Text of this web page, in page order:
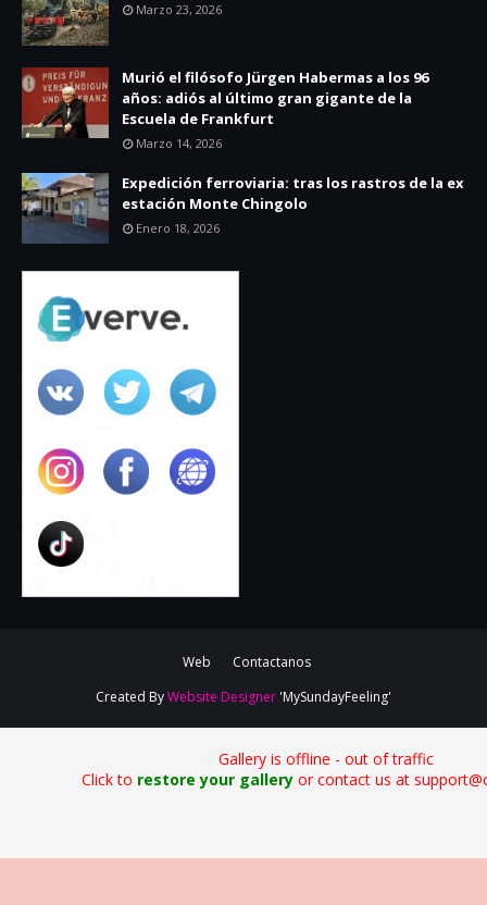
Marzo 23, 2026
Murió el filósofo Jürgen Habermas a los 96
años: adiós al último gran gigante de la
Escuela de Frankfurt
Marzo 14, 2026
Expedición ferroviaria: tras los rastros de la ex
estación Monte Chingolo
Enero 18, 2026
Web
Contactanos
Created ByWebsite Designer 'MySundayFeeling'
Gallery is offline - out of traffic
Click to restore your galleryor contact us at